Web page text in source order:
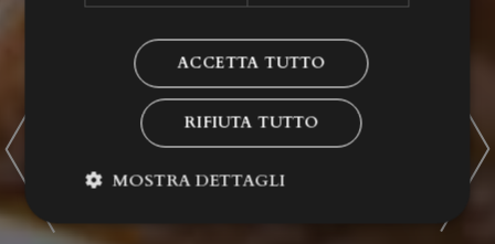
ACCETTA TUTTO
RIFIUTA TUTTO
MOSTRA DETTAGLI